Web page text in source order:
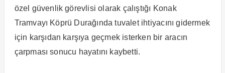
özel güvenlik görevlisi olarak çalıştığı Konak
Tramvayı Köprü Durağında tuvalet ihtiyacını gidermek
için karşıdan karşıya geçmek isterken bir aracın
çarpması sonucu hayatını kaybetti.